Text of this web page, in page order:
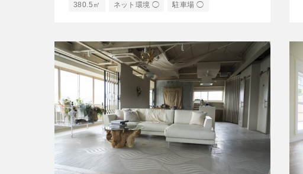
380.5㎡ ネット環境 ◯ 駐車場 ◯